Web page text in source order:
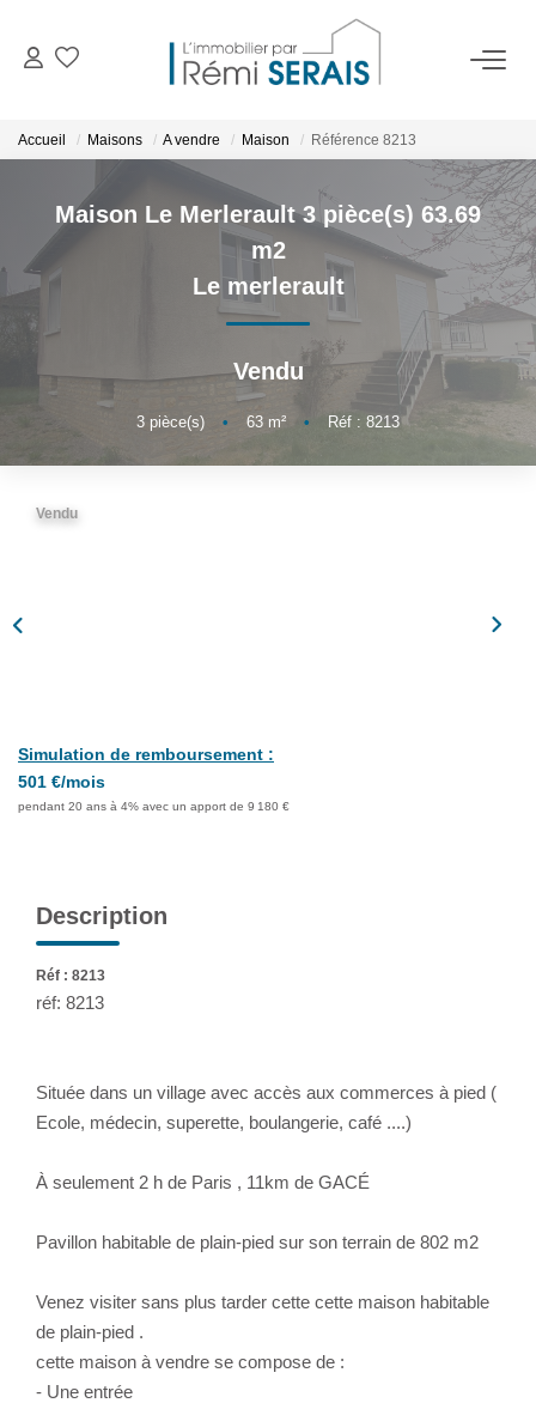
LOUER
VENDRE
BIENS VENDUS
ADMINISTRATION DE BIENS
Gestion
Accueil Maisons A vendre Maison Référence 8213
Maison Le Merlerault 3 pièce(s) 63.69
m2
Le merlerault
Vendu
3 pièce(s) • 63 m² • Réf : 8213
Vendu
Simulation de remboursement :
501 €/mois
pendant 20 ans à 4% avec un apport de 9 180 €
Description
Réf : 8213
réf: 8213
Située dans un village avec accès aux commerces à pied (
Ecole, médecin, superette, boulangerie, café ....)
À seulement 2 h de Paris , 11km de GACÉ
Pavillon habitable de plain-pied sur son terrain de 802 m2
Venez visiter sans plus tarder cette cette maison habitable
de plain-pied .
cette maison à vendre se compose de :
- Une entrée